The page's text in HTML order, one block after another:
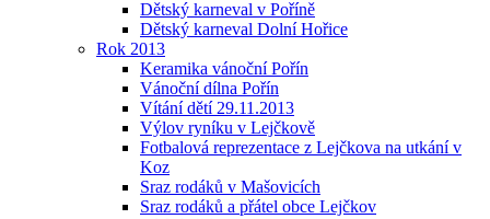
Dětský karneval v Poříně
Dětský karneval Dolní Hořice
Rok 2013
Keramika vánoční Pořín
Vánoční dílna Pořín
Vítání dětí 29.11.2013
Výlov ryníku v Lejčkově
Fotbalová reprezentace z Lejčkova na utkání v
Koz
Sraz rodáků v Mašovicích
Sraz rodáků a přátel obce Lejčkov